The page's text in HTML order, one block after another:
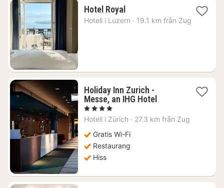
Hotel Royal1
natt
Hotell i Luzern · 19.1 km från Zug
Holiday Inn Zurich -
Messe, an IHG Hotel1
från
, 4 Stjärnor
Hotell i Zürich · 27.3 km från Zug
Gratis Wi-Fi
Restaurang
Hiss